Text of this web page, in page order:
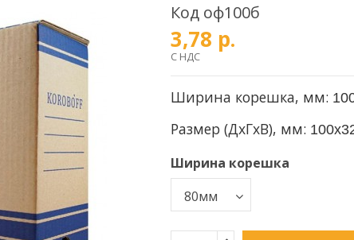
Код оф100б
3,78 р.
С НДС
Ширина корешка, мм:
Размер (ДxГxВ), мм:
Ширина корешка